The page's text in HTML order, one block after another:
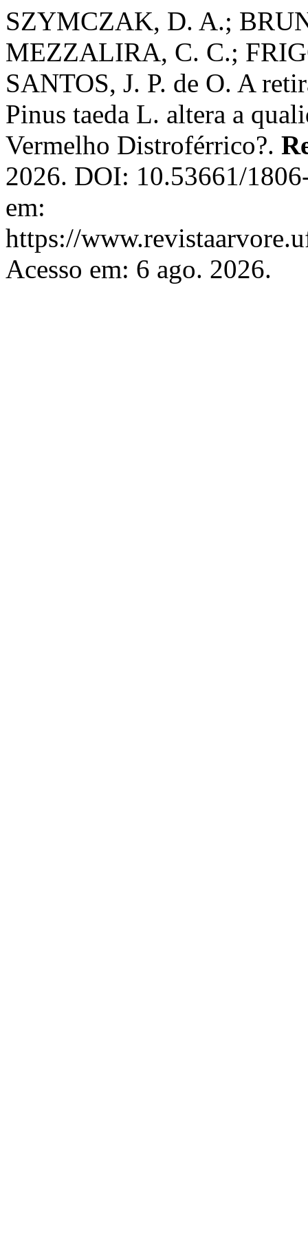
SZYMCZAK, D. A.;
MEZZALIRA, C. C.;
SANTOS, J. P. de O. A
Pinus taeda L. altera a
Vermelho Distroférrico?.
2026. DOI: 10.53661/
em:
https://
Acesso em: 6 ago. 2026.